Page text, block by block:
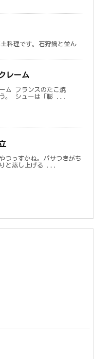
料理です。石狩鍋と並ん
レーム
ム フランスのたこ焼
。 シューは「膨 ...
つっすかね。パサつきがち
と蒸し上げる ...